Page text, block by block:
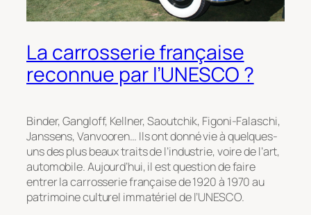
La carrosserie française
reconnue par l’UNESCO ?
Binder, Gangloff, Kellner, Saoutchik, Figoni-Falaschi,
Janssens, Vanvooren… Ils ont donné vie à quelques-
uns des plus beaux traits de l’industrie, voire de l’art,
automobile. Aujourd’hui, il est question de faire
entrer la carrosserie française de 1920 à 1970 au
patrimoine culturel immatériel de l’UNESCO.